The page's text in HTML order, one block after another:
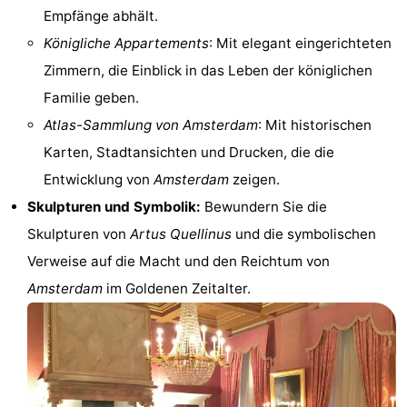
Südholland
Praktisch
Forum
Reisebuchshop
Őffentliche
Hauptbahnhof
Eindhoven
Parken
Tipps
Empfänge abhält.
Königliche Appartements: Mit elegant eingerichteten
Zimmern, die Einblick in das Leben der königlichen
Familie geben.
Atlas-Sammlung von Amsterdam: Mit historischen
Karten, Stadtansichten und Drucken, die die
Entwicklung von Amsterdam zeigen.
Skulpturen und Symbolik: Bewundern Sie die
Skulpturen von Artus Quellinus und die symbolischen
Verweise auf die Macht und den Reichtum von
Amsterdam im Goldenen Zeitalter.